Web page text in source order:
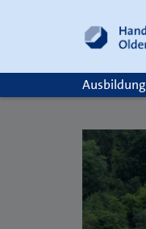
Ausbildung
Suche